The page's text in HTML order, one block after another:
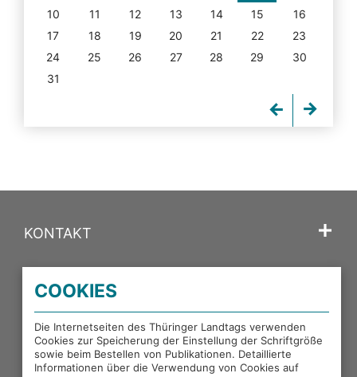
10
11 12 13 14 15
16
17
18 19 20 21 22
23
24
25 26 27 28 29
30
31
KONTAKT
PORTALE DES THÜRINGER LANDTAGS
EXTERNE LINKS
COOKIES
Die Internetseiten des Thüringer Landtags verwenden
Cookies zur Speicherung der Einstellung der Schriftgröße
sowie beim Bestellen von Publikationen. Detaillierte
Informationen über die Verwendung von Cookies auf